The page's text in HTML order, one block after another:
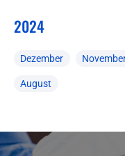
2024
Dezember
August